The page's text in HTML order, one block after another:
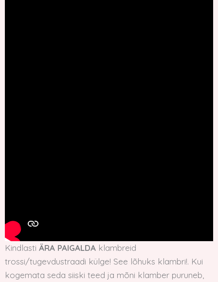
Kindlasti ÄRA PAIGALDA klambreid
trossi/tugevdustraadi külge! See lõhuks klambri!. Kui
kogemata seda siiski teed ja mõni klamber puruneb,